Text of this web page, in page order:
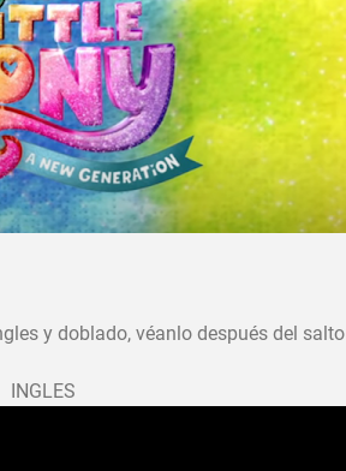
y doblado, véanlo después del salto
INGLES